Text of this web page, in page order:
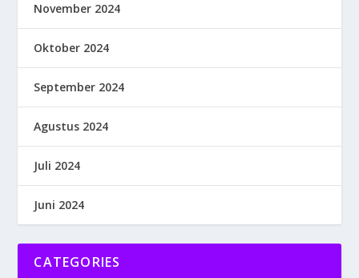
November 2024
Oktober 2024
September 2024
Agustus 2024
Juli 2024
Juni 2024
CATEGORIES